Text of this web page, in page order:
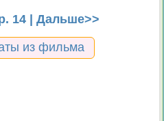
14 | Дальше>>
из фильма